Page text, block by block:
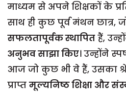
माध्यम से अपने शिक्षकों के
साथ ही कुछ पूर्व मंथन छात्र,
सफलतापूर्वक स्थापित हैं,
अनुभव साझा किए। उन्होंने
आज जो कुछ भी वे हैं, उसका
प्राप्त मूल्यनिष्ठ शिक्षा और